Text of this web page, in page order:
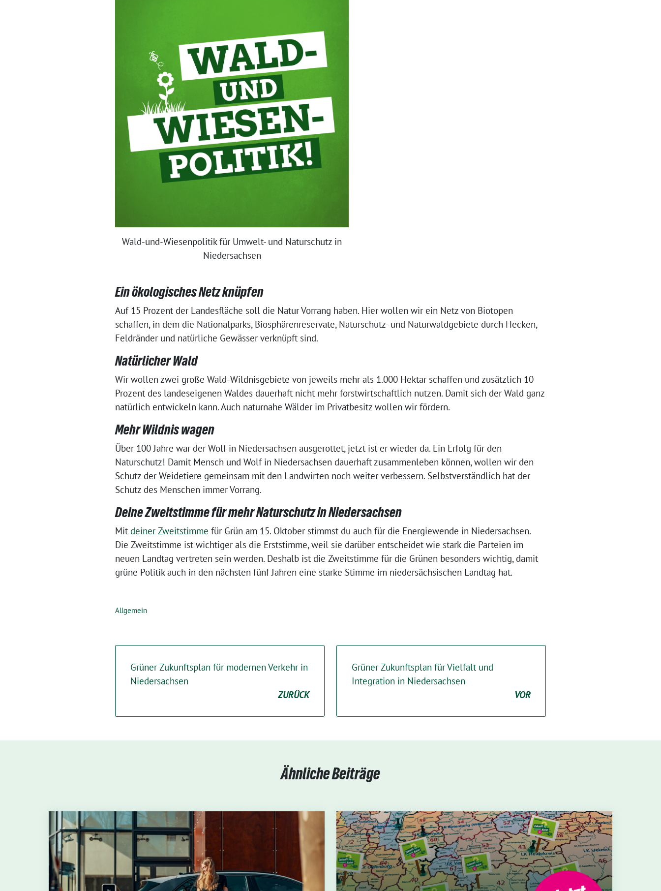
Wald-und-Wiesenpolitik für Umwelt- und Naturschutz in
Niedersachsen
Ein ökologisches Netz knüpfen
Auf 15 Prozent der Landesfläche soll die Natur Vorrang haben. Hier wollen wir ein Netz von Biotopen
schaffen, in dem die Nationalparks, Biosphärenreservate, Naturschutz- und Naturwaldgebiete durch Hecken,
Feldränder und natürliche Gewässer verknüpft sind.
Natürlicher Wald
Wir wollen zwei große Wald-Wildnisgebiete von jeweils mehr als 1.000 Hektar schaffen und zusätzlich 10
Prozent des landeseigenen Waldes dauerhaft nicht mehr forstwirtschaftlich nutzen. Damit sich der Wald ganz
natürlich entwickeln kann. Auch naturnahe Wälder im Privatbesitz wollen wir fördern.
Mehr Wildnis wagen
Über 100 Jahre war der Wolf in Niedersachsen ausgerottet, jetzt ist er wieder da. Ein Erfolg für den
Naturschutz! Damit Mensch und Wolf in Niedersachsen dauerhaft zusammenleben können, wollen wir den
Schutz der Weidetiere gemeinsam mit den Landwirten noch weiter verbessern. Selbstverständlich hat der
Schutz des Menschen immer Vorrang.
Deine Zweitstimme für mehr Naturschutz in Niedersachsen
Mit deiner Zweitstimme für Grün am 15. Oktober stimmst du auch für die Energiewende in Niedersachsen.
Die Zweitstimme ist wichtiger als die Erststimme, weil sie darüber entscheidet wie stark die Parteien im
neuen Landtag vertreten sein werden. Deshalb ist die Zweitstimme für die Grünen besonders wichtig, damit
grüne Politik auch in den nächsten fünf Jahren eine starke Stimme im niedersächsischen Landtag hat.
Allgemein
Grüner Zukunftsplan für modernen Verkehr in
Niedersachsen
ZURÜCK
Grüner Zukunftsplan für Vielfalt und
Integration in Niedersachsen
VOR
Ähnliche Beiträge